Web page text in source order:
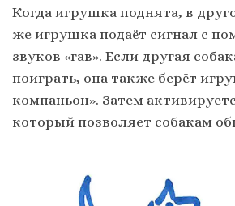
Когда игрушка поднята, в
же игрушка подаёт сигнал с
звуков «гав». Если другая
поиграть, она также берёт
компаньон». Затем
который позволяет собакам